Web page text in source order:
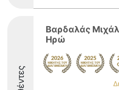
Βαρδαλάς
Ηρώ